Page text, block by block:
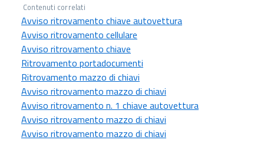
Contenuti correlati
Avviso ritrovamento chiave autovettura
Avviso ritrovamento cellulare
Avviso ritrovamento chiave
Ritrovamento portadocumenti
Ritrovamento mazzo di chiavi
Avviso ritrovamento mazzo di chiavi
Avviso ritrovamento n. 1 chiave autovettura
Avviso ritrovamento mazzo di chiavi
Avviso ritrovamento mazzo di chiavi